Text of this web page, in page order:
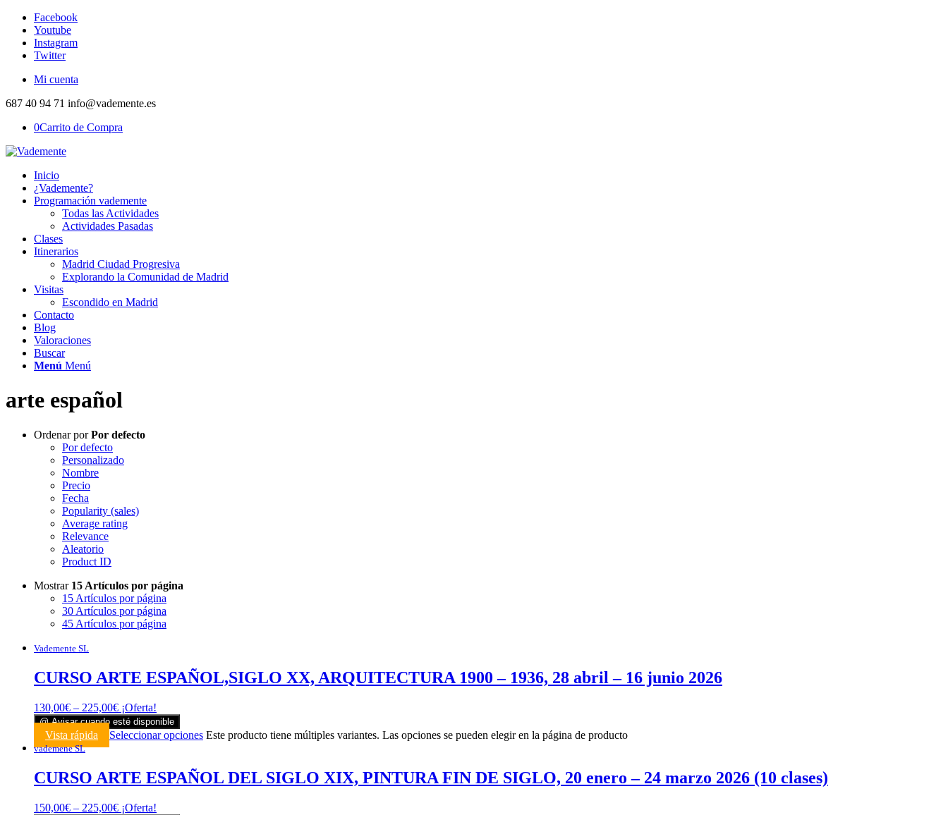
Facebook
Youtube
Instagram
Twitter
Mi cuenta
687 40 94 71 info@vademente.es
0Carrito de Compra
Inicio
¿Vademente?
Programación vademente
Todas las Actividades
Actividades Pasadas
Clases
Itinerarios
Madrid Ciudad Progresiva
Explorando la Comunidad de Madrid
Visitas
Escondido en Madrid
Contacto
Blog
Valoraciones
Buscar
Menú Menú
arte español
Ordenar porPor defecto
Por defecto
Personalizado
Nombre
Precio
Fecha
Popularity (sales)
Average rating
Relevance
Aleatorio
Product ID
Mostrar 15 Artículos por página
15 Artículos por página
30 Artículos por página
45 Artículos por página
Vademente SL
CURSO ARTE ESPAÑOL,SIGLO XX, ARQUITECTURA 1900 – 1936, 28 abril – 16 junio 2026
130,00€ – 225,00€ ¡Oferta!
@ Avisar cuando esté disponible
Vista rápida Seleccionar opciones Este producto tiene múltiples variantes. Las opciones se pueden elegir en la página de producto
vademene SL
CURSO ARTE ESPAÑOL DEL SIGLO XIX, PINTURA FIN DE SIGLO, 20 enero – 24 marzo 2026 (10 clases)
150,00€ – 225,00€ ¡Oferta!